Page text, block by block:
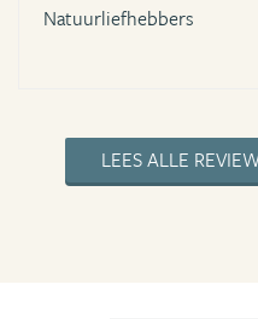
Natuurliefhebbers
LEES ALLE